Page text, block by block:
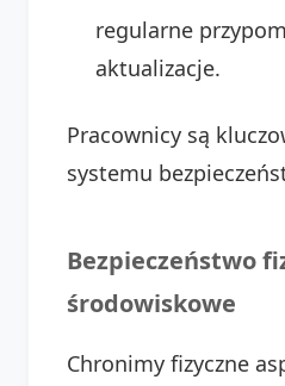
regularne
aktualizacje.
Pracownicy są
systemu
Bezpieczeństwo
środowiskowe
Chronimy fizyczne